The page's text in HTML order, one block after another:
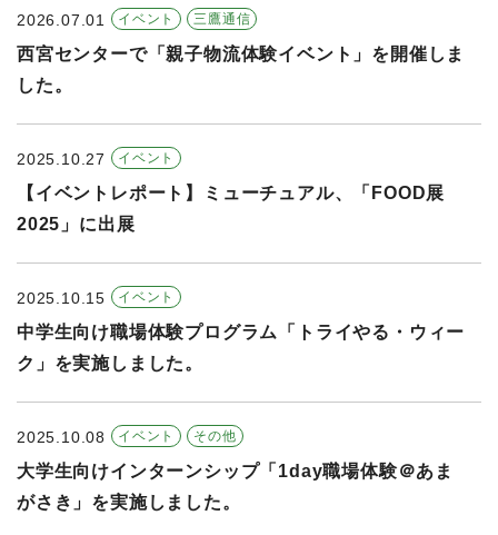
2026.07.01 イベント 三鷹通信
西宮センターで「親子物流体験イベント」を開催しま
した。
2025.10.27 イベント
【イベントレポート】ミューチュアル、「FOOD展
2025」に出展
2025.10.15 イベント
中学生向け職場体験プログラム「トライやる・ウィー
ク」を実施しました。
2025.10.08 イベント その他
大学生向けインターンシップ「1day職場体験＠あま
がさき」を実施しました。